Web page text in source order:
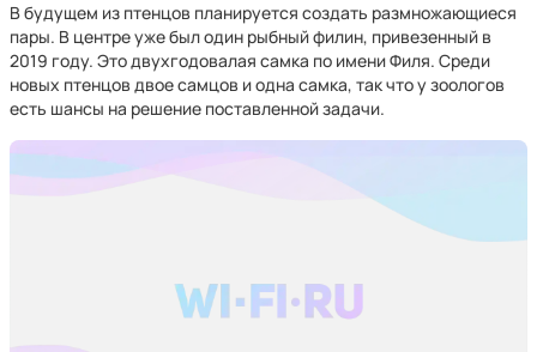
В будущем из птенцов планируется создать размножающиеся
пары. В центре уже был один рыбный филин, привезенный в
2019 году. Это двухгодовалая самка по имени Филя. Среди
новых птенцов двое самцов и одна самка, так что у зоологов
есть шансы на решение поставленной задачи.